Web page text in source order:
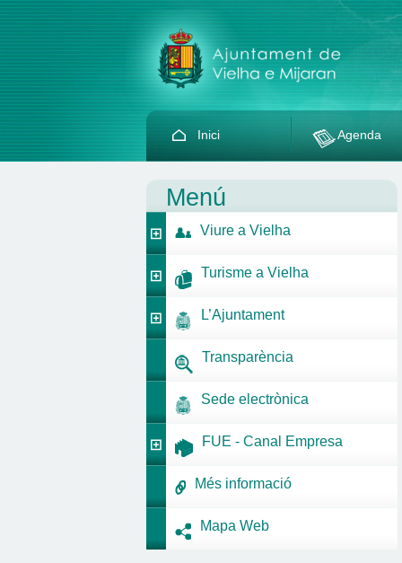
Inici Agenda
Menú
Viure a Vielha
Turisme a Vielha
L’Ajuntament
Transparència
Sede electrònica
FUE - Canal Empresa
Més informació
Mapa Web